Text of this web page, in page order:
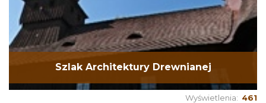
Szlak Architektury Drewnianej
Wyświetlenia: 461